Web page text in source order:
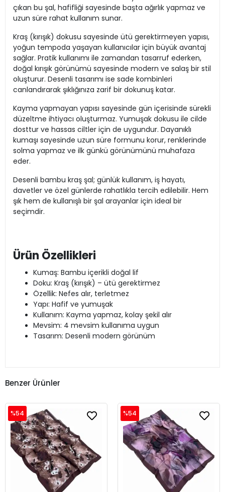
çıkan bu şal, hafifliği sayesinde başta ağırlık yapmaz ve
uzun süre rahat kullanım sunar.
Kraş (kırışık) dokusu sayesinde ütü gerektirmeyen yapısı,
yoğun tempoda yaşayan kullanıcılar için büyük avantaj
sağlar. Pratik kullanımı ile zamandan tasarruf ederken,
doğal kırışık görünümü sayesinde modern ve salaş bir stil
oluşturur. Desenli tasarımı ise sade kombinleri
canlandırarak şıklığınıza zarif bir dokunuş katar.
Kayma yapmayan yapısı sayesinde gün içerisinde sürekli
düzeltme ihtiyacı oluşturmaz. Yumuşak dokusu ile cilde
dosttur ve hassas ciltler için de uygundur. Dayanıklı
kumaşı sayesinde uzun süre formunu korur, renklerinde
solma yapmaz ve ilk günkü görünümünü muhafaza
eder.
Desenli bambu kraş şal; günlük kullanım, iş hayatı,
davetler ve özel günlerde rahatlıkla tercih edilebilir. Hem
şık hem de kullanışlı bir şal arayanlar için ideal bir
seçimdir.
Ürün Özellikleri
Kumaş: Bambu içerikli doğal lif
Doku: Kraş (kırışık) – ütü gerektirmez
Özellik: Nefes alır, terletmez
Yapı: Hafif ve yumuşak
Kullanım: Kayma yapmaz, kolay şekil alır
Mevsim: 4 mevsim kullanıma uygun
Tasarım: Desenli modern görünüm
Benzer Ürünler
%54 %54